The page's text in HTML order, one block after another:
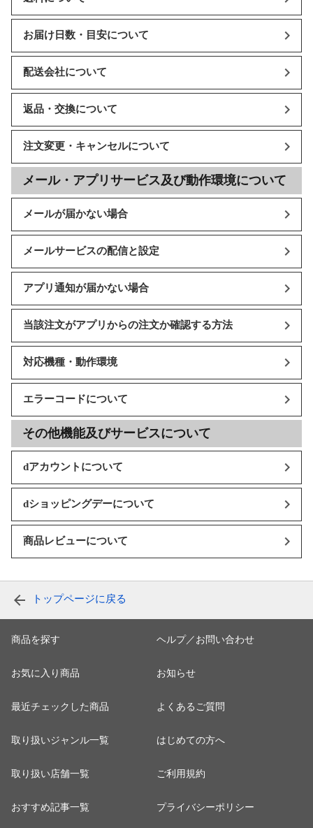
お届け日数・目安について
配送会社について
返品・交換について
注文変更・キャンセルについて
メール・アプリサービス及び動作環境について
メールが届かない場合
メールサービスの配信と設定
アプリ通知が届かない場合
当該注文がアプリからの注文か確認する方法
対応機種・動作環境
エラーコードについて
その他機能及びサービスについて
dアカウントについて
dショッピングデーについて
商品レビューについて
トップページに戻る
商品を探す
お気に入り商品
最近チェックした商品
取り扱いジャンル一覧
取り扱い店舗一覧
おすすめ記事一覧
ヘルプ／お問い合わせ
お知らせ
よくあるご質問
はじめての方へ
ご利用規約
プライバシーポリシー